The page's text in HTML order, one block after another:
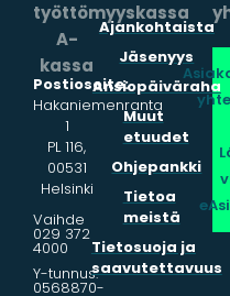
työttömyyskassa
A-
kassa
Postiosoite:
Hakaniemenranta
1
PL 116,
00531
Helsinki
Vaihde
029 372
4000
Y-tunnus:
0568870-
Ajankohtaista
Jäsenyys
Ansiopäiväraha
Muut
etuudet
Ohjepankki
Tietoa
meistä
Tietosuoja ja
saavutettavuus